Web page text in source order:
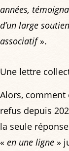
années,
d’un large
associatif».
Une lettre
Alors, comment
refus depuis
la seule
« en une ligne »